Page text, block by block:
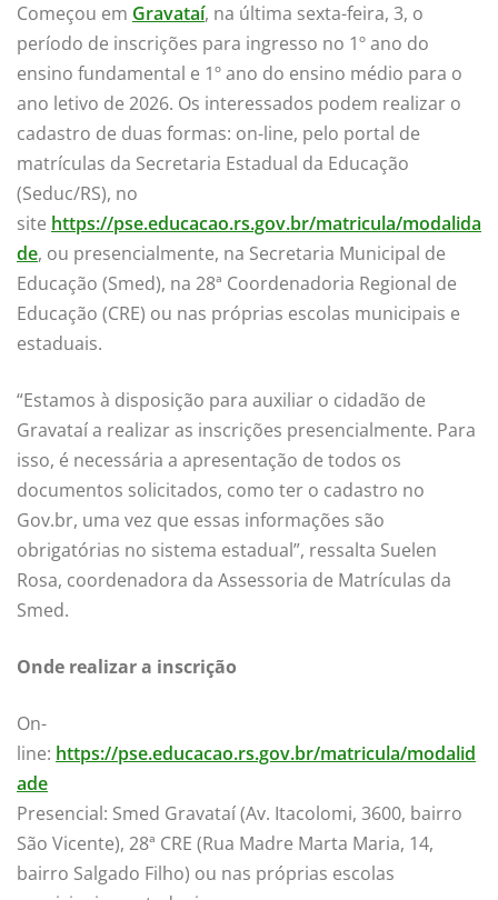
Começou em Gravataí, na última sexta-feira, 3, o
período de inscrições para ingresso no 1º ano do
ensino fundamental e 1º ano do ensino médio para o
ano letivo de 2026. Os interessados podem realizar o
cadastro de duas formas: on-line, pelo portal de
matrículas da Secretaria Estadual da Educação
(Seduc/RS), no
site https://pse.educacao.rs.gov.br/matricula/modalida
de, ou presencialmente, na Secretaria Municipal de
Educação (Smed), na 28ª Coordenadoria Regional de
Educação (CRE) ou nas próprias escolas municipais e
estaduais.
“Estamos à disposição para auxiliar o cidadão de
Gravataí a realizar as inscrições presencialmente. Para
isso, é necessária a apresentação de todos os
documentos solicitados, como ter o cadastro no
Gov.br, uma vez que essas informações são
obrigatórias no sistema estadual”, ressalta Suelen
Rosa, coordenadora da Assessoria de Matrículas da
Smed.
Onde realizar a inscrição
On-
line: https://pse.educacao.rs.gov.br/matricula/modalid
ade
Presencial: Smed Gravataí (Av. Itacolomi, 3600, bairro
São Vicente), 28ª CRE (Rua Madre Marta Maria, 14,
bairro Salgado Filho) ou nas próprias escolas